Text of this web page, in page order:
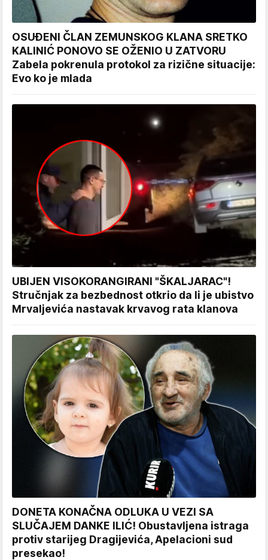
OSUĐENI ČLAN ZEMUNSKOG KLANA SRETKO
KALINIĆ PONOVO SE OŽENIO U ZATVORU
Zabela pokrenula protokol za rizične situacije:
Evo ko je mlada
UBIJEN VISOKORANGIRANI "ŠKALJARAC"!
Stručnjak za bezbednost otkrio da li je ubistvo
Mrvaljevića nastavak krvavog rata klanova
DONETA KONAČNA ODLUKA U VEZI SA
SLUČAJEM DANKE ILIĆ! Obustavljena istraga
protiv starijeg Dragijevića, Apelacioni sud
presekao!